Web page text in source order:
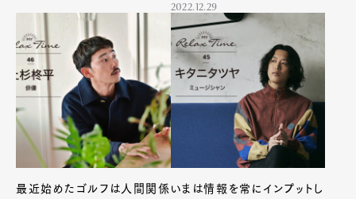
だと思います。
2022.12.29
最近始めたゴルフは人間関係 いまは情報を常にインプットし